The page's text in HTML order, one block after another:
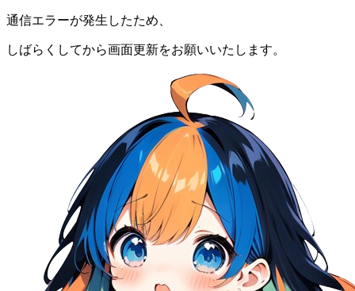
通信エラーが発生したため、
しばらくしてから画面更新をお願いいたします。